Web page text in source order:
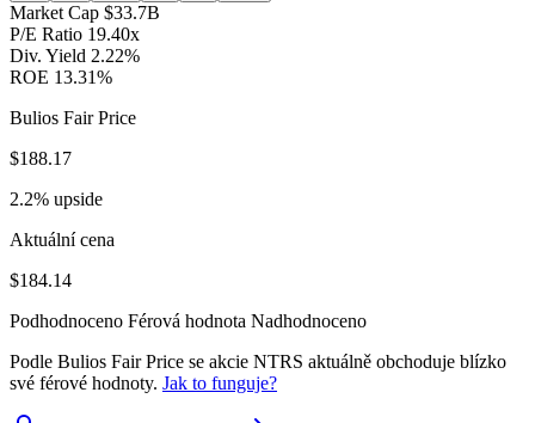
Market Cap $33.7B
P/E Ratio 19.40x
Div. Yield 2.22%
ROE 13.31%
Bulios Fair Price
$188.17
2.2% upside
Aktuální cena
$184.14
Podhodnoceno Férová hodnota Nadhodnoceno
Podle Bulios Fair Price se akcie NTRS aktuálně obchoduje blízko
své férové hodnoty. Jak to funguje?